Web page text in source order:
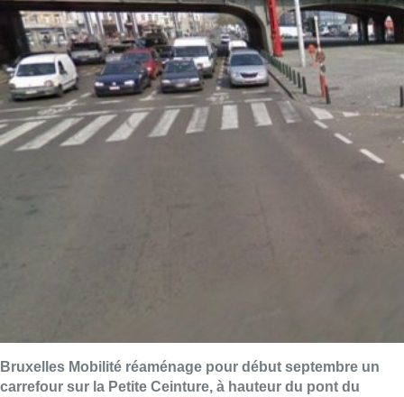
Bruxelles Mobilité réaménage pour début septembre un
carrefour sur la Petite Ceinture, à hauteur du pont du